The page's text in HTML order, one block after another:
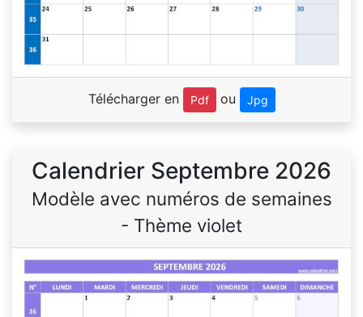
Télécharger en Pdf ou Jpg
Calendrier Septembre 2026
Modèle avec numéros de semaines
- Thème violet